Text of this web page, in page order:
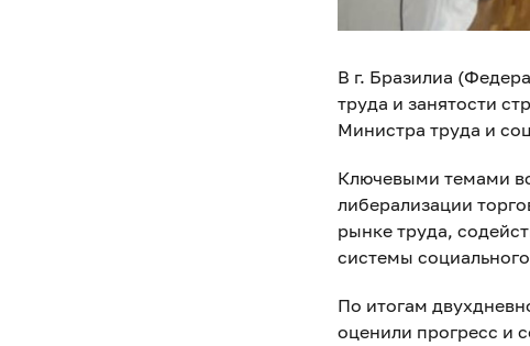
В г. Бразилиа
труда и занятости
Министра труда и
Ключевыми темами
либерализации
рынке труда,
системы
По итогам
оценили прогресс и